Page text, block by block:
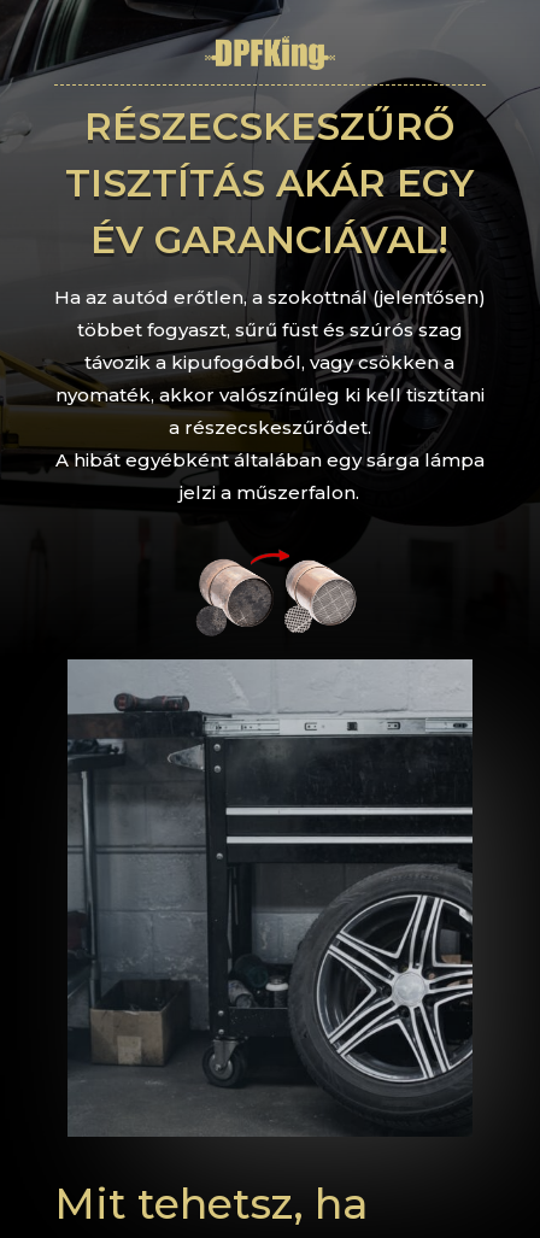
RÉSZECSKESZŰRŐ
TISZTÍTÁS AKÁR EGY
ÉV GARANCIÁVAL!
Ha az autód erőtlen, a szokottnál (jelentősen)
többet fogyaszt, sűrű füst és szúrós szag
távozik a kipufogódból, vagy csökken a
nyomaték, akkor valószínűleg ki kell tisztítani
a részecskeszűrődet.
A hibát egyébként általában egy sárga lámpa
jelzi a műszerfalon.
Mit tehetsz, ha